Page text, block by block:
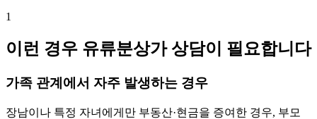
1
이런 경우 유류분상가 상담이 필요합니다
가족 관계에서 자주 발생하는 경우
장남이나 특정 자녀에게만 부동산·현금을 증여한 경우, 부모